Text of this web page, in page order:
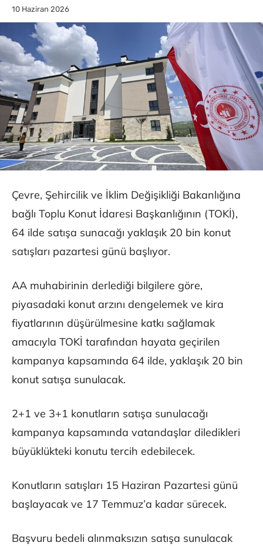
10 Haziran 2026
Çevre, Şehircilik ve İklim Değişikliği Bakanlığına
bağlı Toplu Konut İdaresi Başkanlığının (TOKİ),
64 ilde satışa sunacağı yaklaşık 20 bin konut
satışları pazartesi günü başlıyor.
AA muhabirinin derlediği bilgilere göre,
piyasadaki konut arzını dengelemek ve kira
fiyatlarının düşürülmesine katkı sağlamak
amacıyla TOKİ tarafından hayata geçirilen
kampanya kapsamında 64 ilde, yaklaşık 20 bin
konut satışa sunulacak.
2+1 ve 3+1 konutların satışa sunulacağı
kampanya kapsamında vatandaşlar diledikleri
büyüklükteki konutu tercih edebilecek.
Konutların satışları 15 Haziran Pazartesi günü
başlayacak ve 17 Temmuz’a kadar sürecek.
Başvuru bedeli alınmaksızın satışa sunulacak